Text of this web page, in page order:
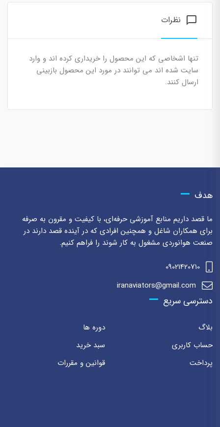
chat_bubble_outline نظرات
تنها اشخاصی که این محصول را خریداری کرده اند و وارد
سایت شده اند می توانند در مورد این محصول بازبینی
ارسال کنند.
هدف
ما قصد داریم منابع آموزشی حرفه‌ای، با کیفیت و مقرون به صرفه
برای همکاران شاغل و همچنین افرادی که در آینده قصد دارند در
صنعت هوانوردی مشغول به کار شوند را فراهم کنیم.
09021420710
iranaviators@gmail.com
دسترسی سریع
بلاگ
دوره ها
حساب کاربری
سبد خرید
پرداخت
قوانین و مقررات